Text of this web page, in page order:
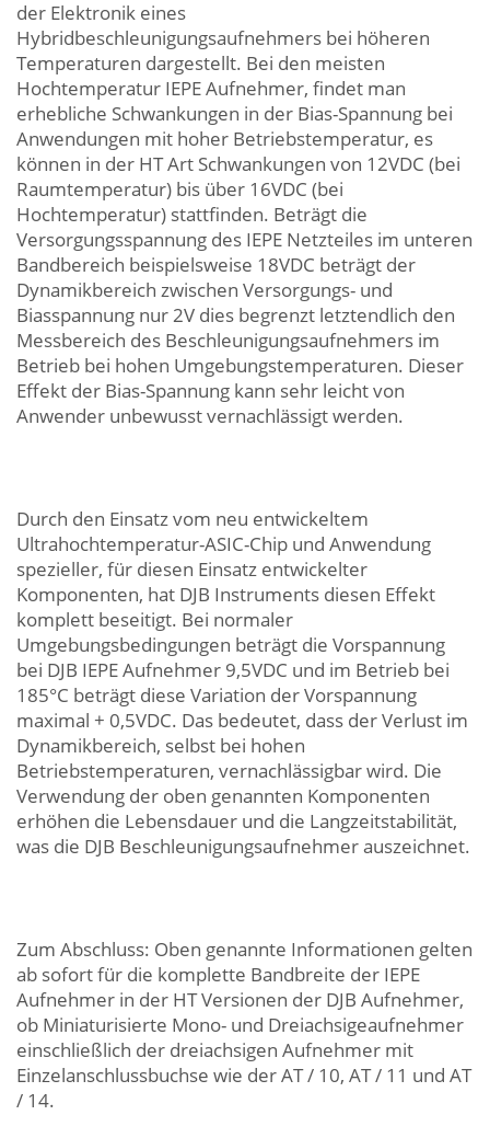
der Elektronik eines
Hybridbeschleunigungsaufnehmers bei höheren
Temperaturen dargestellt. Bei den meisten
Hochtemperatur IEPE Aufnehmer, findet man
erhebliche Schwankungen in der Bias-Spannung bei
Anwendungen mit hoher Betriebstemperatur, es
können in der HT Art Schwankungen von 12VDC (bei
Raumtemperatur) bis über 16VDC (bei
Hochtemperatur) stattfinden. Beträgt die
Versorgungsspannung des IEPE Netzteiles im unteren
Bandbereich beispielsweise 18VDC beträgt der
Dynamikbereich zwischen Versorgungs- und
Biasspannung nur 2V dies begrenzt letztendlich den
Messbereich des Beschleunigungsaufnehmers im
Betrieb bei hohen Umgebungstemperaturen. Dieser
Effekt der Bias-Spannung kann sehr leicht von
Anwender unbewusst vernachlässigt werden.
Durch den Einsatz vom neu entwickeltem
Ultrahochtemperatur-ASIC-Chip und Anwendung
spezieller, für diesen Einsatz entwickelter
Komponenten, hat DJB Instruments diesen Effekt
komplett beseitigt. Bei normaler
Umgebungsbedingungen beträgt die Vorspannung
bei DJB IEPE Aufnehmer 9,5VDC und im Betrieb bei
185°C beträgt diese Variation der Vorspannung
maximal + 0,5VDC. Das bedeutet, dass der Verlust im
Dynamikbereich, selbst bei hohen
Betriebstemperaturen, vernachlässigbar wird. Die
Verwendung der oben genannten Komponenten
erhöhen die Lebensdauer und die Langzeitstabilität,
was die DJB Beschleunigungsaufnehmer auszeichnet.
Zum Abschluss: Oben genannte Informationen gelten
ab sofort für die komplette Bandbreite der IEPE
Aufnehmer in der HT Versionen der DJB Aufnehmer,
ob Miniaturisierte Mono- und Dreiachsigeaufnehmer
einschließlich der dreiachsigen Aufnehmer mit
Einzelanschlussbuchse wie der AT / 10, AT / 11 und AT
/ 14.